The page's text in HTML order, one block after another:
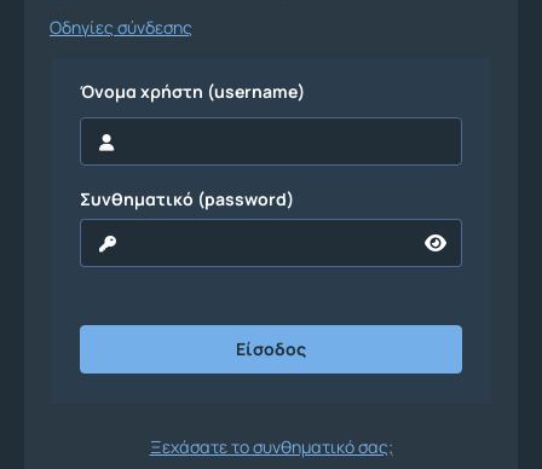
Οδηγίες σύνδεσης
Όνομα χρήστη (username)
Συνθηματικό (password)
Ξεχάσατε το συνθηματικό σας;